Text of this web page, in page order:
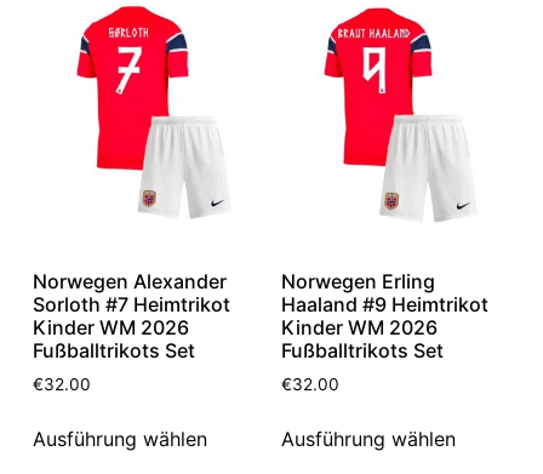
Norwegen Alexander
Sorloth #7 Heimtrikot
Kinder WM 2026
Fußballtrikots Set
€32.00
Ausführung wählen
Norwegen Erling
Haaland #9 Heimtrikot
Kinder WM 2026
Fußballtrikots Set
€32.00
Ausführung wählen